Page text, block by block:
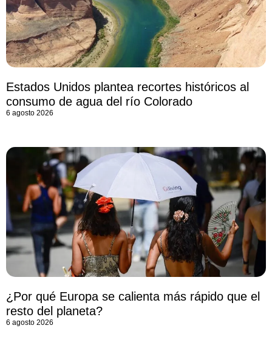
Estados Unidos plantea recortes históricos al
consumo de agua del río Colorado
6 agosto 2026
¿Por qué Europa se calienta más rápido que el
resto del planeta?
6 agosto 2026